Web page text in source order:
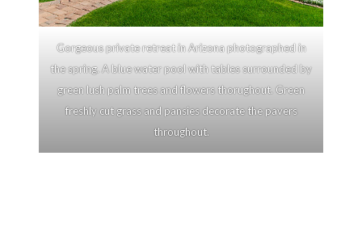
Gorgeous private retreat in Arizona photographed in
the spring. A blue water pool with tables surrounded by
green lush palm trees and flowers thorughout. Green
freshly cut grass and pansies decorate the pavers
throughout.